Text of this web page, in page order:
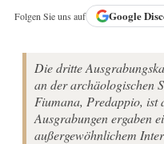
Folgen Sie uns auf Google
Die dritte
an der archäologischen
Fiumana, Predappio, ist
Ausgrabungen ergaben
außergewöhnlichem